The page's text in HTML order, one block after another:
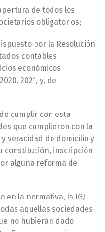
de todos los
obligatorios;
por la Resolución
contables
económicos
2021, y, de
cumplir con esta
que cumplieron con la
veracidad de domicilio y
constitución, inscripción
alguna reforma de
en la normativa, la IGJ
aquellas sociedades
no hubieran dado